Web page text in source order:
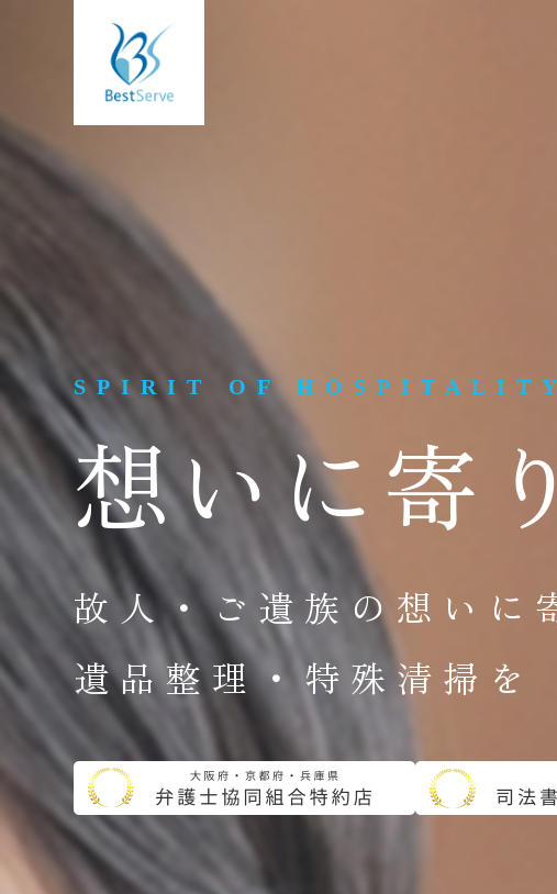
SPIRIT OF
想いに寄
故人・ご遺族の想いに
遺品整理・特殊清掃を